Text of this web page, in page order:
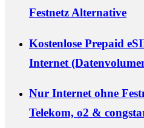
Festnetz Alternative
Kostenlose Prepaid
Internet
Nur Internet ohne
Telekom, o2 &